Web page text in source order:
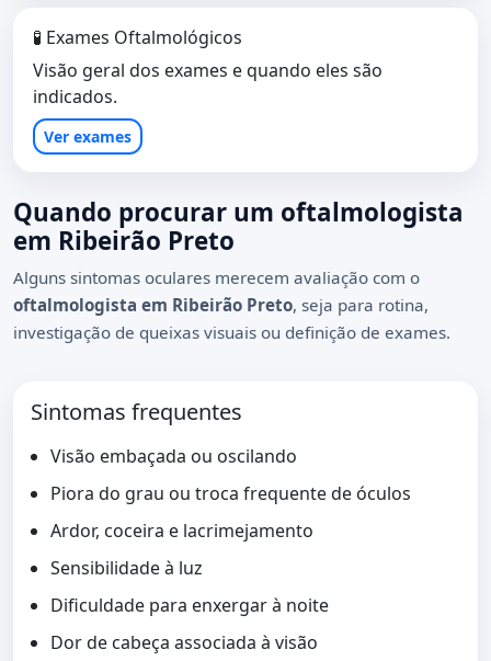
🧪 Exames Oftalmológicos
Visão geral dos exames e quando eles são
indicados.
Ver exames
Quando procurar um oftalmologista
em Ribeirão Preto
Alguns sintomas oculares merecem avaliação com o
oftalmologista em Ribeirão Preto, seja para rotina,
investigação de queixas visuais ou definição de exames.
Sintomas frequentes
Visão embaçada ou oscilando
Piora do grau ou troca frequente de óculos
Ardor, coceira e lacrimejamento
Sensibilidade à luz
Dificuldade para enxergar à noite
Dor de cabeça associada à visão